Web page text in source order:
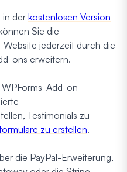
in der kostenlosen Version
Sie die
jederzeit durch die
ons erweitern.
WPForms-Add-on
Testimonials zu
zu erstellen.
die PayPal-Erweiterung,